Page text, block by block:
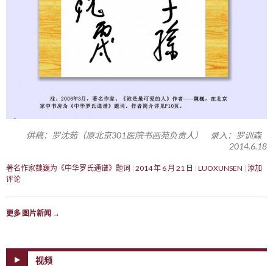
供稿：罗沈茹（原北京301医院书画苑负责人） 录入：罗训森
2014.6.18
著名作家魏巍为《中华罗氏通谱》题词 2014 年 6 月 21 日 LUOXUNSEN 添加
评论
更多 图片新闻 →
视频